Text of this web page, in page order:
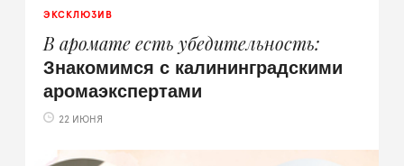
ЭКСКЛЮЗИВ
В аромате есть убедительность
Знакомимся с калининградскими
аромаэкспертами
22 ИЮНЯ